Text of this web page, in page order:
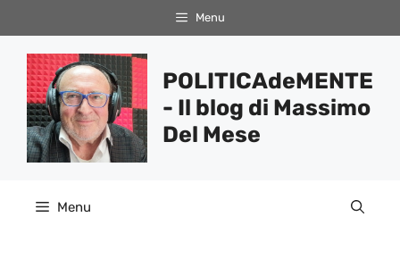
al
contenuto
Menu
POLITICAdeMENTE
- Il blog di Massimo
Del Mese
Menu